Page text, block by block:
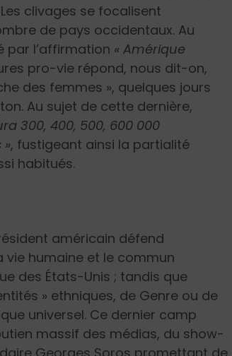
Les clivages se focalisent
de pays occidentaux. Au
par l’affirmation « Amérique
pro-vie répond, nous dit-on,
des femmes », quelques jours
Au sujet de cette dernière,
300, 400, 500, 600 000
, fustigeant ainsi la partialité
habitués.
américain défend
vie humaine et le commun
des États-Unis ; tandis que
» ethniques, de Genre ou de
universel. Ce dernier camp
massif des médias, du show-